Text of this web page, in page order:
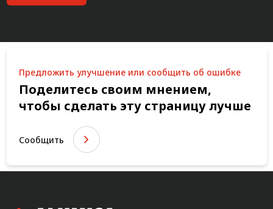
Предложить улучшение или сообщить об ошибке
Поделитесь своим мнением,
чтобы сделать эту страницу лучше
Сообщить